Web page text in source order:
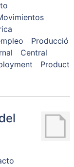
Producció
Central
Product